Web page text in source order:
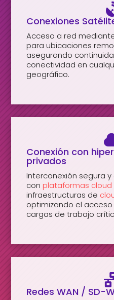
Conexiones
Acceso a red
para ubicaciones
asegurando
conectividad en
geográfico.
Conexión con
privados
Interconexión segura
con plataformas cloud
infraestructuras de
optimizando el
cargas de trabajo
Redes WAN / SD-